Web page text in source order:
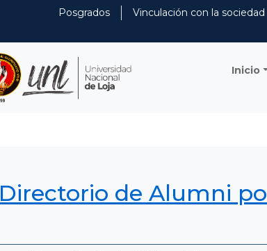
Posgrados Vinculación con la sociedad
Inicio
Directorio de Alumni